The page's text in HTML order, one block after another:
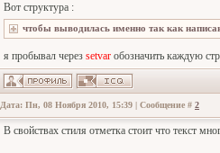
Вот структура :
я пробывал через setvar обозначить каждую
Дата: Пн, 08 Ноября 2010, 15:39 | Сообщение # 2
В свойствах стиля отметка стоит что текст